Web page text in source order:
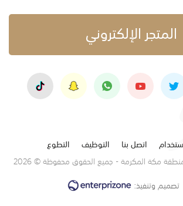
المتجر الإلكتروني
اتصل بنا التوظيف
التطوع
مكة المكرمة - جميع الحقوق محفوظة © 2026
تصميم وتنفيذ: